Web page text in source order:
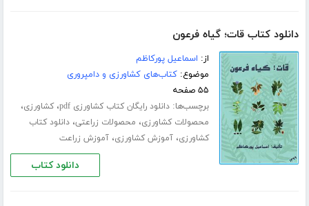
دانلود کتاب قات؛ گیاه فرعون
از: اسماعیل پورکاظم
موضوع:کتاب‌های کشاورزی و دامپروری
۵۵ صفحه
برچسب‌ها:دانلود رایگان کتاب کشاورزی pdf ،کشاورزی،
محصولات کشاورزی، محصولات زراعتی،دانلود کتاب
کشاورزی،آموزش کشاورزی،آموزش زراعت
دانلود کتاب